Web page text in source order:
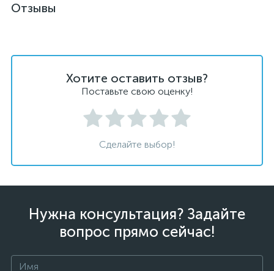
Отзывы
Хотите оставить отзыв?
Поставьте свою оценку!
Сделайте выбор!
Нужна консультация? Задайте
вопрос прямо сейчас!